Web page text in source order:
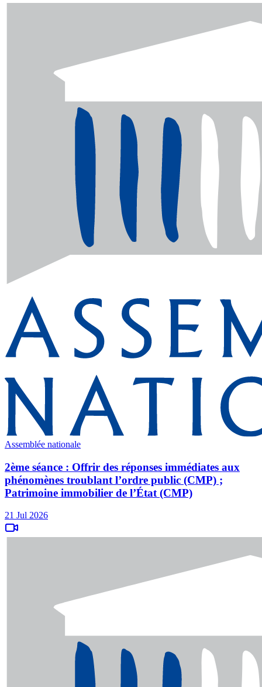
Assemblée nationale
2ème séance : Offrir des réponses immédiates aux
phénomènes troublant l’ordre public (CMP) ;
Patrimoine immobilier de l’État (CMP)
21 Jul 2026